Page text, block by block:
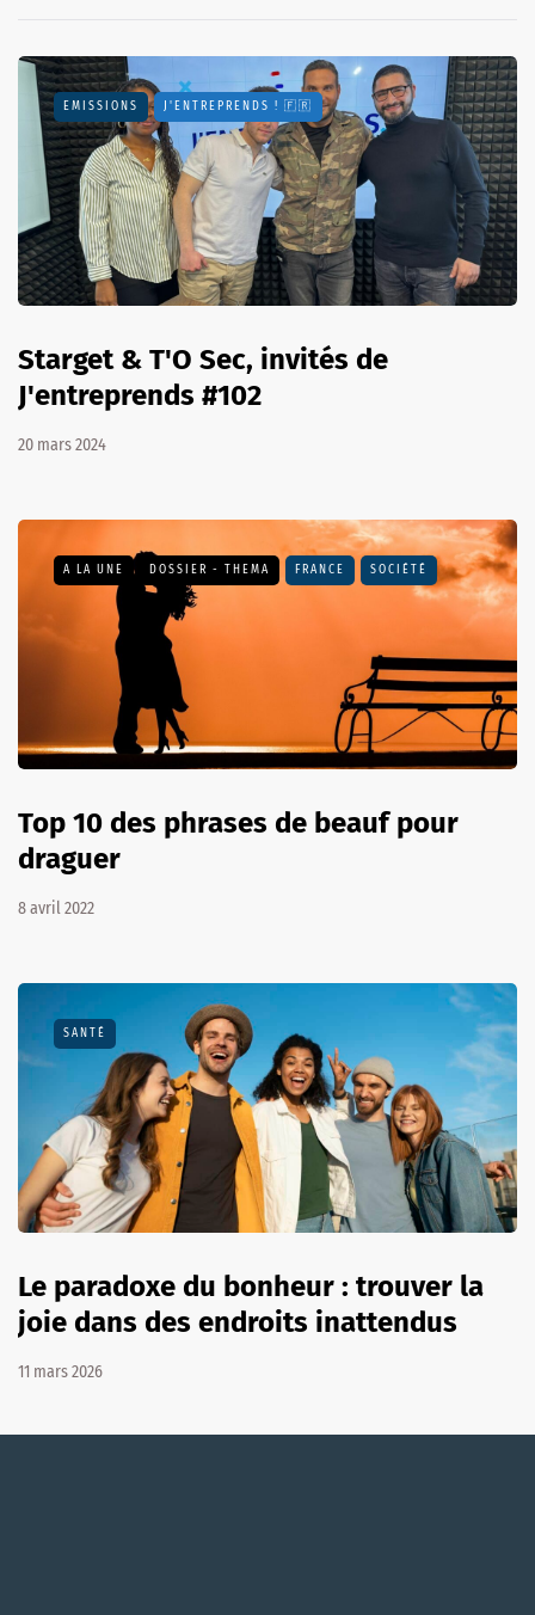
EMISSIONS J'ENTREPRENDS ! 🇫🇷
Starget & T'O Sec, invités de
J'entreprends #102
20 mars 2024
A LA UNE DOSSIER - THEMA FRANCE SOCIÉTÉ
Top 10 des phrases de beauf pour
draguer
8 avril 2022
SANTÉ
Le paradoxe du bonheur : trouver la
joie dans des endroits inattendus
11 mars 2026